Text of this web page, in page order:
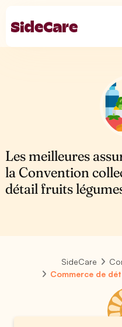
Les meilleures
la Convention
détail fruits
SideCare
Commerce de